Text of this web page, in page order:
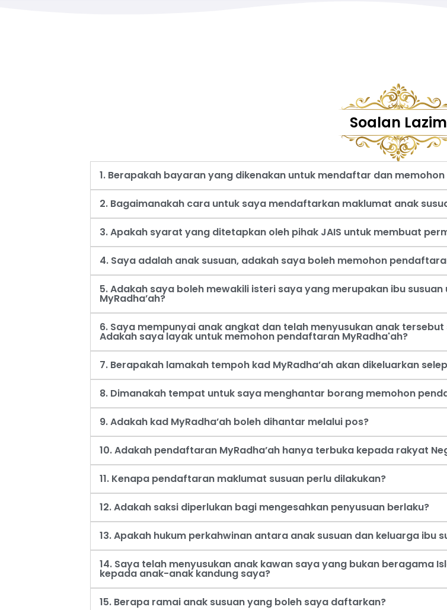
Soalan Lazim
1. Berapakah bayaran yang dikenakan untuk mendaftar dan memohon
2. Bagaimanakah cara untuk saya mendaftarkan maklumat anak
3. Apakah syarat yang ditetapkan oleh pihak JAIS untuk membuat
4. Saya adalah anak susuan, adakah saya boleh memohon
5. Adakah saya boleh mewakili isteri saya yang merupakan ibu
MyRadha’ah?
6. Saya mempunyai anak angkat dan telah menyusukan anak
Adakah saya layak untuk memohon pendaftaran MyRadha'ah?
7. Berapakah lamakah tempoh kad MyRadha’ah akan dikeluarkan
8. Dimanakah tempat untuk saya menghantar borang memohon
9. Adakah kad MyRadha’ah boleh dihantar melalui pos?
10. Adakah pendaftaran MyRadha’ah hanya terbuka kepada rakyat
11. Kenapa pendaftaran maklumat susuan perlu dilakukan?
12. Adakah saksi diperlukan bagi mengesahkan penyusuan berlaku?
13. Apakah hukum perkahwinan antara anak susuan dan keluarga ibu
14. Saya telah menyusukan anak kawan saya yang bukan beragama
kepada anak-anak kandung saya?
15. Berapa ramai anak susuan yang boleh saya daftarkan?